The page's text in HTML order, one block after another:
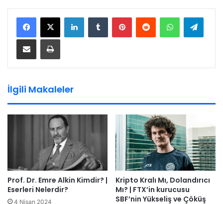
LinkedInTumblr PinterestReddit WhatsApp
E-Posta ile paylaş Yazdır
İlgili Makaleler
Prof. Dr. Emre Alkin Kimdir? |
Eserleri Nelerdir?
4 Nisan 2024
Kripto Kralı Mı, Dolandırıcı
Mı? | FTX’in kurucusu
SBF’nin Yükseliş ve Çöküş